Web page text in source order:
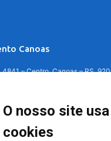
O nosso site usa
cookies
Canoas
4841 – Centro, Canoas – RS,
- Teresópolis